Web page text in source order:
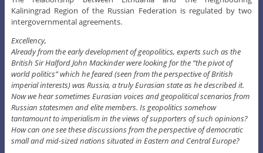
Kaliningrad Region of the Russian Federation is regulated by two
intergovernmental agreements.
Excellency,
Already from the early development of geopolitics, experts such as the
British Sir Halford John Mackinder were looking for the “the pivot of
world politics” which he feared (seen from the perspective of British
imperial interests) was Russia, a truly Eurasian state as he described it.
Now we hear sometimes Eurasian voices and geopolitical scenarios from
Russian statesmen and elite members. Is geopolitics somehow
tantamount to imperialism in the views of supporters of such opinions?
How can one see these discussions from the perspective of democratic
small and mid-sized nations situated in Eastern and Central Europe?